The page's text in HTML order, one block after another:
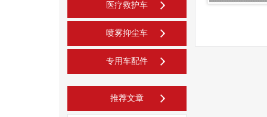
医疗救护车
喷雾抑尘车
专用车配件
推荐文章